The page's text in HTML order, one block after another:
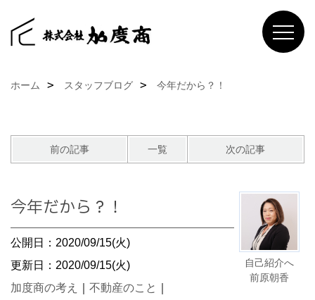
ホーム スタッフブログ 今年だから？！
前の記事 一覧 次の記事
自己紹介へ
前原朝香
今年だから？！
公開日：2020/09/15(火)
更新日：2020/09/15(火)
加度商の考え
不動産のこと